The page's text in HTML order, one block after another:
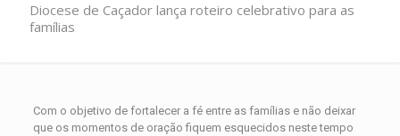
Diocese de Caçador lança roteiro celebrativo para as
famílias
Com o objetivo de fortalecer a fé entre as famílias e não deixar
que os momentos de oração fiquem esquecidos neste tempo